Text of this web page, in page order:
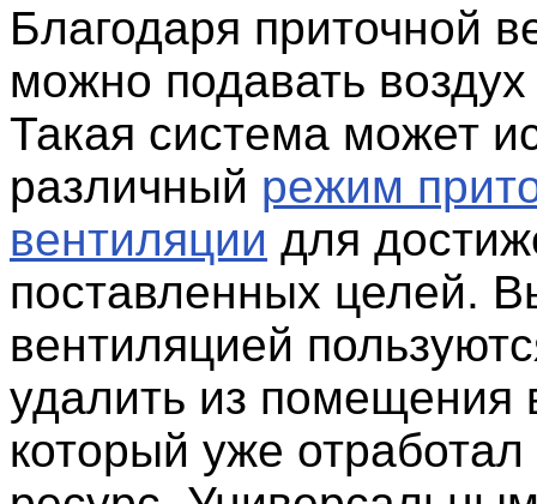
Благодаря приточной
можно подавать воздух
Такая система может
различный режим
вентиляции для
поставленных целей.
вентиляцией
удалить из помещения
который уже отработал